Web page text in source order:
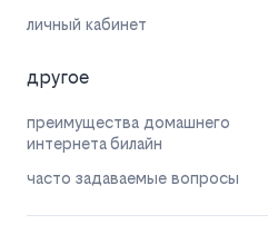
личный кабинет
другое
преимущества домашнего
интернета билайн
часто задаваемые вопросы